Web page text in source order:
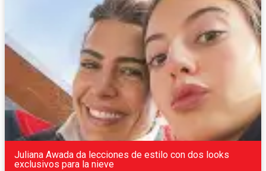
Juliana Awada da lecciones de estilo con dos looks
exclusivos para la nieve